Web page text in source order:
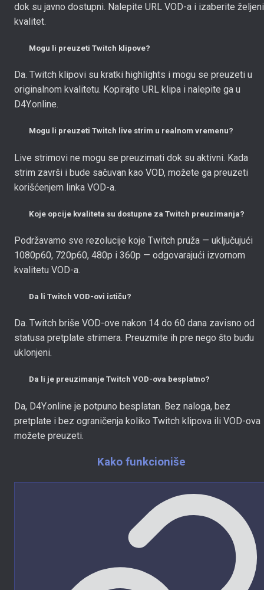
dok su javno dostupni. Nalepite URL VOD-a i izaberite željeni
kvalitet.
Mogu li preuzeti Twitch klipove?
Da. Twitch klipovi su kratki highlights i mogu se preuzeti u
originalnom kvalitetu. Kopirajte URL klipa i nalepite ga u
D4Y.online.
Mogu li preuzeti Twitch live strim u realnom vremenu?
Live strimovi ne mogu se preuzimati dok su aktivni. Kada
strim završi i bude sačuvan kao VOD, možete ga preuzeti
korišćenjem linka VOD-a.
Koje opcije kvaliteta su dostupne za Twitch preuzimanja?
Podržavamo sve rezolucije koje Twitch pruža — uključujući
1080p60, 720p60, 480p i 360p — odgovarajući izvornom
kvalitetu VOD-a.
Da li Twitch VOD-ovi ističu?
Da. Twitch briše VOD-ove nakon 14 do 60 dana zavisno od
statusa pretplate strimera. Preuzmite ih pre nego što budu
uklonjeni.
Da li je preuzimanje Twitch VOD-ova besplatno?
Da, D4Y.online je potpuno besplatan. Bez naloga, bez
pretplate i bez ograničenja koliko Twitch klipova ili VOD-ova
možete preuzeti.
Kako funkcioniše